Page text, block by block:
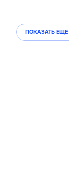
ПОКАЗАТЬ ЕЩЕ